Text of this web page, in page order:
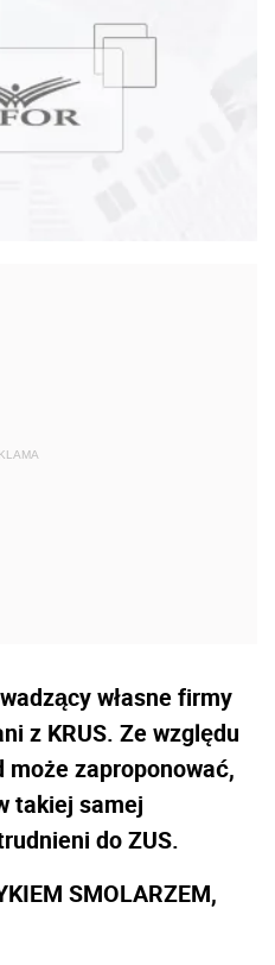
własne firmy
z KRUS. Ze względu
zaproponować,
takiej samej
do ZUS.
SMOLARZEM,